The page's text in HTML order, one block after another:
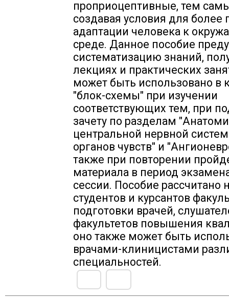
проприоцептивные, тем
создавая условия для более
адаптации человека к
среде. Данное пособие
систематизацию знаний,
лекциях и практических
может быть использовано в
"блок-схемы" при изучении
соответствующих тем, при
зачету по разделам
центральной нервной
органов чувств" и
также при повторении
материала в период
сессии. Пособие рассчитано
студентов и курсантов
подготовки врачей,
факультетов повышения
оно также может быть
врачами-клиницистами
специальностей.